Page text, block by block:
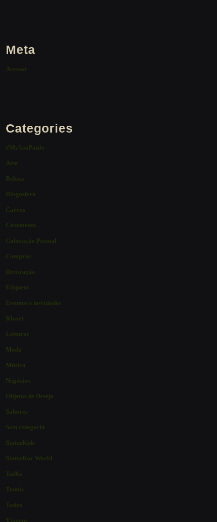
Meta
Acessar
Categories
#MySaoPaulo
Arte
Beleza
Blogosfera
Carros
Casamento
Coloração Pessoal
Compras
Decoração
Etiqueta
Eventos e novidades
Kloset
Leituras
Moda
Música
Negócios
Objetos de Desejo
Sabores
Sem categoria
StatusKids
StatusKor World
TalKs
Tennis
Todos
Viagens